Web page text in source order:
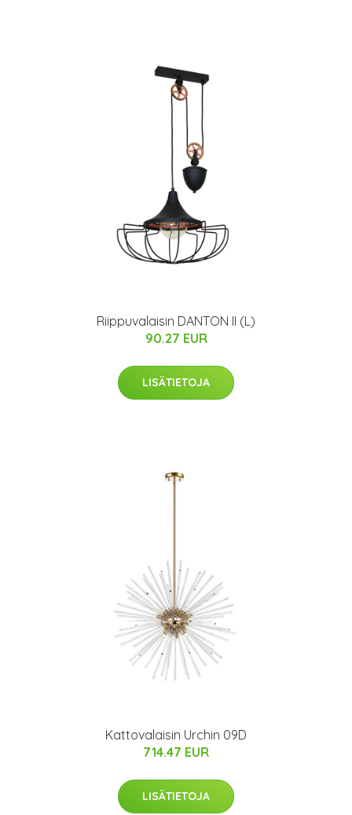
Riippuvalaisin DANTON II (L)
90.27 EUR
LISÄTIETOJA
Kattovalaisin Urchin 09D
714.47 EUR
LISÄTIETOJA